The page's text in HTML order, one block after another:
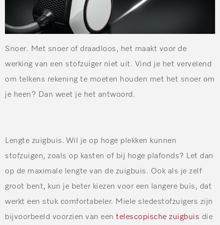
Snoer. Met snoer of draadloos, het maakt voor de
werking van een stofzuiger niet uit. Vind je het vervelend
om telkens rekening te moeten houden met het snoer om
je heen? Dan weet je het antwoord.
Lengte zuigbuis. Wil je op hoge plekken kunnen
stofzuigen, zoals op kasten of bij hoge plafonds? Let dan
op de maximale lengte van de zuigbuis. Ook als je zelf
groot bent, kun je beter kiezen voor een langere buis, dat
werkt een stuk comfortabeler. Miele sledestofzuigers zijn
bijvoorbeeld voorzien van een telescopische zuigbuis die